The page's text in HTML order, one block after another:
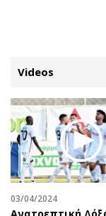
ΚΑΤΗΓΟΡΙΕΣ
Κύπρος
Παιδεία
Υγεία
Πολιτική
Videos
03/04/2024